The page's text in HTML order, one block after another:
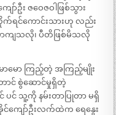
ာ်ဦး ဇဝေဇဝါဖြစ်သွား
င်ကောင်းသားဟု လည်း
ျသလို၊ ပီတိဖြစ်မိသလို
မော ကြည့်တဲ့ အကြည့်မျိုး
ာင် စွဲဆောင်မှုရှိတဲ့
ပင် သူ့ကို နမ်းတာပြုတာ မရှိ
င်ကျော်ဦးလက်ထဲက ရေနွေး